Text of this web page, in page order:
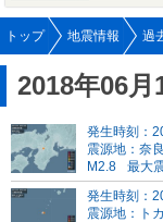
トップ 地震情報 過
2018年06
発生時刻：
震源地：奈
M2.8
最大
発生時刻：
震源地：ト